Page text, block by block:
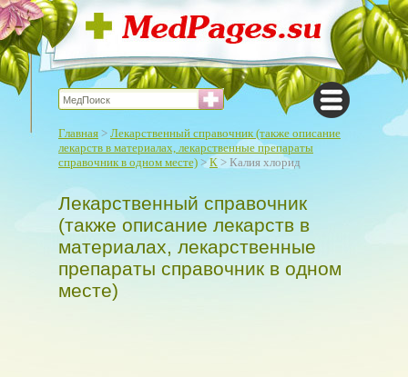
Главная > Лекарственный справочник (также описание
лекарств в материалах, лекарственные препараты
справочник в одном месте) >К > Калия хлорид
Лекарственный справочник
(также описание лекарств в
материалах, лекарственные
препараты справочник в одном
месте)